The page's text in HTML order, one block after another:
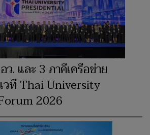
. และ 3 ภาคีเครือข่าย
วที Thai University
2026